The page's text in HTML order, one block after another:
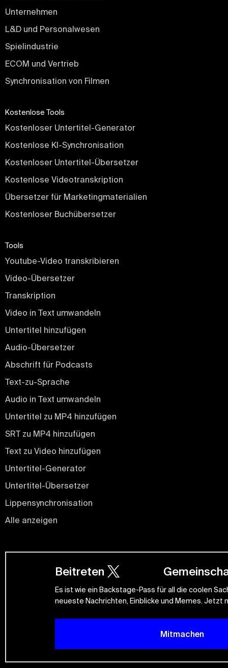
Unternehmen
L&D und Personalwesen
Spielindustrie
ECOM und Vertrieb
Synchronisation von Filmen
Kostenlose Tools
Kostenloser Untertitel-Generator
Kostenlose KI-Synchronisation
Kostenloser Untertitel-Übersetzer
Kostenlose Videotranskription
Übersetzer für Marketingmaterialien
Kostenloser Buchübersetzer
Tools
Youtube-Video transkribieren
Video-Übersetzer
Transkription
Video in Text umwandeln
Untertitel hinzufügen
Audio-Übersetzer
Abschrift für Podcasts
Text-zu-Sprache
Audio in Text umwandeln
Untertitel zu MP4 hinzufügen
SRT zu MP4 hinzufügen
Text zu Video hinzufügen
Untertitel-Generator
Untertitel-Übersetzer
Lippensynchronisation
Alle anzeigen
Beitreten
Es ist wie ein Backstage-Pass für all die coolen
neueste Nachrichten, Einblicke und Memes. Jetzt
Mitmachen